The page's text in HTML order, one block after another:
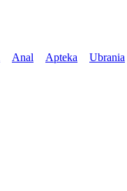
Anal Apteka
Ubrania